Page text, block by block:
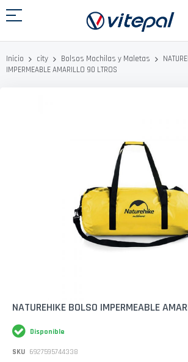
al
Inicio city Bolsos Mochilas y Maletas
IMPERMEABLE AMARILLO 90 LTROS
Saltar
comienzo
de
galería
NATUREHIKE BOLSO IMPERMEABLE
Disponible
SKU 6927595744338